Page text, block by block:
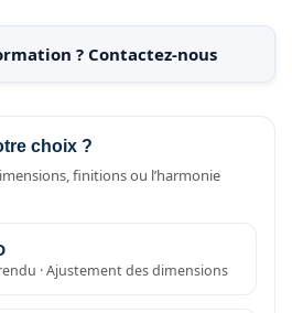
? Contactez-nous
choix ?
finitions ou l’harmonie
· Ajustement des dimensions